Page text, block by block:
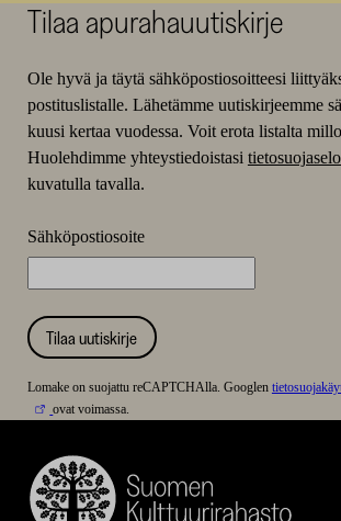
Tilaa apurahauutiskirje
Ole hyvä ja täytä sähköpostiosoitteesi
postituslistalle. Lähetämme uutiskirjeemme
kuusi kertaa vuodessa. Voit erota listalta
Huolehdimme yhteystiedoistasi
kuvatulla tavalla.
Sähköpostiosoite
Tilaa uutiskirje
Lomake on suojattu reCAPTCHAlla. Googlen
ovat voimassa.
Suomen